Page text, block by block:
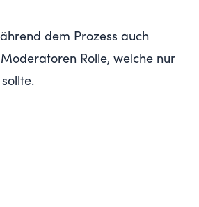
dem Prozess auch
Rolle, welche nur